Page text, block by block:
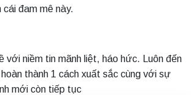
đam mê này.
với niềm tin mãnh liệt, háo hức. Luôn đến
thành 1 cách xuất sắc cùng với sự
mới còn tiếp tục